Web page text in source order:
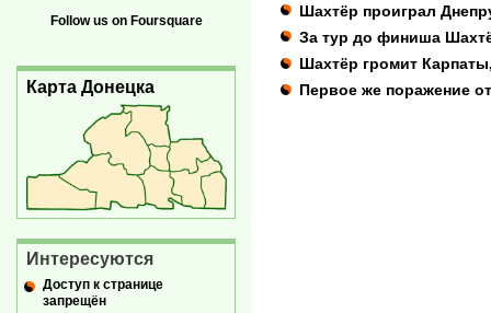
Шахтёр проиграл
За тур до финиша
Шахтёр громит
Первое же поражение
Follow us on Foursquare
Карта Донецка
Интересуются
Доступ к странице
запрещён